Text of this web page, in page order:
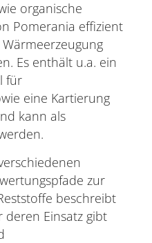
organische
Pomerania effizient
Es enthält u.a. ein
für
eine Kartierung
kann als
zur
beschreibt
Einsatz gibt